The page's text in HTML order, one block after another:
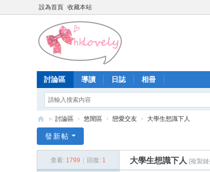
設為首頁 收藏本站
討論區 導讀 日誌 相冊
港
» 討論區 › 悠閒區 › 戀愛交友 › 大學生想識下人
發新帖
查看: 1799 回復: 1 大學生想識下人 [複製鏈